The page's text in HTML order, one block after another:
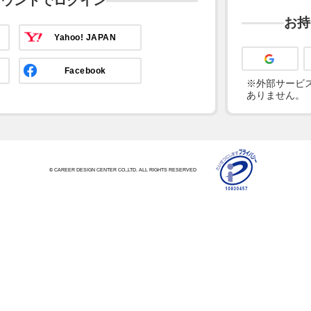
Yahoo! JAPAN
Facebook
お
※外部サービ
ありません。
© CAREER DESIGN CENTER CO.,LTD. ALL RIGHTS RESERVED